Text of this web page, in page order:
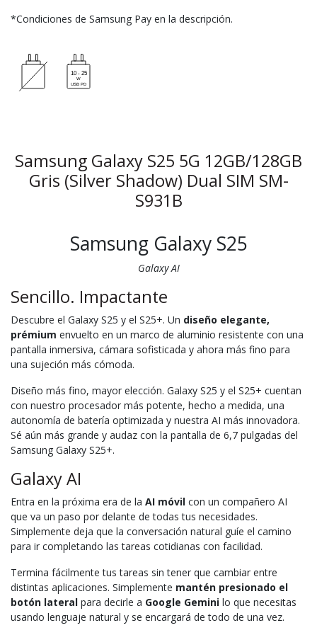
*Condiciones de Samsung Pay en la descripción.
Samsung Galaxy S25 5G 12GB/128GB
Gris (Silver Shadow) Dual SIM SM-
S931B
Samsung Galaxy S25
Galaxy AI
Sencillo. Impactante
Descubre el Galaxy S25 y el S25+. Un diseño elegante,
prémium envuelto en un marco de aluminio resistente con una
pantalla inmersiva, cámara sofisticada y ahora más fino para
una sujeción más cómoda.
Diseño más fino, mayor elección. Galaxy S25 y el S25+ cuentan
con nuestro procesador más potente, hecho a medida, una
autonomía de batería optimizada y nuestra AI más innovadora.
Sé aún más grande y audaz con la pantalla de 6,7 pulgadas del
Samsung Galaxy S25+.
Galaxy AI
Entra en la próxima era de la AI móvil con un compañero AI
que va un paso por delante de todas tus necesidades.
Simplemente deja que la conversación natural guíe el camino
para ir completando las tareas cotidianas con facilidad.
Termina fácilmente tus tareas sin tener que cambiar entre
distintas aplicaciones. Simplemente mantén presionado el
botón lateral para decirle a Google Gemini lo que necesitas
usando lenguaje natural y se encargará de todo de una vez.